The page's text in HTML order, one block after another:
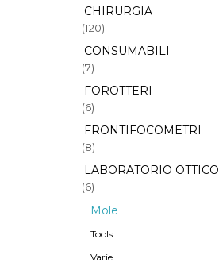
CHIRURGIA
(120)
CONSUMABILI
(7)
FOROTTERI
(6)
FRONTIFOCOMETRI
(8)
LABORATORIO OTTICO
(6)
Mole
Tools
Varie